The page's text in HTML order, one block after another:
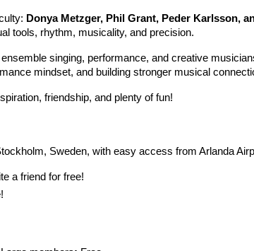
Donya Metzger, Phil Grant, Peder Karlsson,
tools, rhythm, musicality, and precision.
singing, performance, and creative
mindset, and building stronger musical
friendship, and plenty of fun!
Sweden, with easy access from Arlanda
a friend for free!